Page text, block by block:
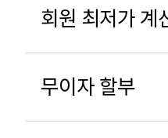
회원 최저가 계
무이자 할부